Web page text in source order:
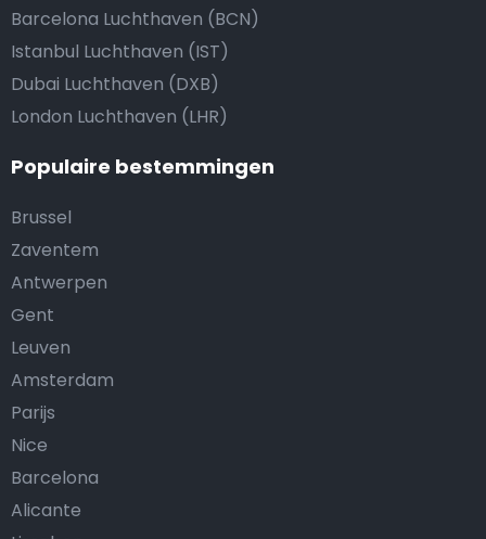
Barcelona Luchthaven (BCN)
Istanbul Luchthaven (IST)
Dubai Luchthaven (DXB)
London Luchthaven (LHR)
Populaire bestemmingen
Brussel
Zaventem
Antwerpen
Gent
Leuven
Amsterdam
Parijs
Nice
Barcelona
Alicante